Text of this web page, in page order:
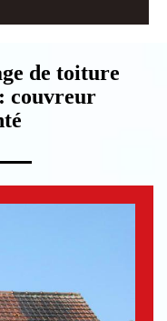
de toiture
couvreur